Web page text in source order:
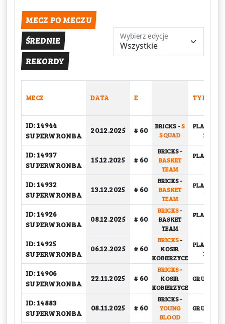
MECZ PO MECZU
ŚREDNIE
REKORDY
Wybierz edycje
MECZ DATA E TYP
ID: 14944
SUPERWRONBA
20.12.2025 # 60 BRICKS -S
SQUAD
PLAY-OFF,
1/4
ID: 14937
SUPERWRONBA
15.12.2025 # 60
BRICKS-
BASKET
TEAM
PLAY-OFF,
1/2
ID: 14932
SUPERWRONBA
13.12.2025 # 60
BRICKS-
BASKET
TEAM
PLAY-OFF,
1/2
ID: 14926
SUPERWRONBA
08.12.2025 # 60
BRICKS-
BASKET
TEAM
PLAY-OFF,
1/2
ID: 14925
SUPERWRONBA
06.12.2025 # 60
BRICKS-
KOSIR
KOBIERZYCE
PLAY-OFF,
1/4
ID: 14906
SUPERWRONBA
22.11.2025 # 60
BRICKS-
KOSIR
KOBIERZYCE
GRUPOWY
ID: 14883
SUPERWRONBA
08.11.2025 # 60
BRICKS-
YOUNG
BLOOD
GRUPOWY